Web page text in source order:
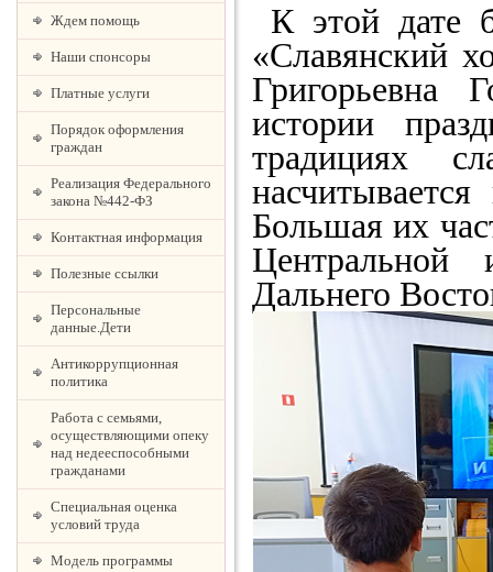
Ждем помощь
Наши спонсоры
Платные услуги
Порядок оформления
граждан
Реализация Федерального
закона №442-ФЗ
Контактная информация
Полезные ссылки
Персональные
данные.Дети
Антикоррупционная
политика
Работа с семьями,
осуществляющими опеку
над недееспособными
гражданами
Специальная оценка
условий труда
Модель программы
К этой дате
«Славянский
Григорьевна
истории
традициях
Большая их
Дальнего